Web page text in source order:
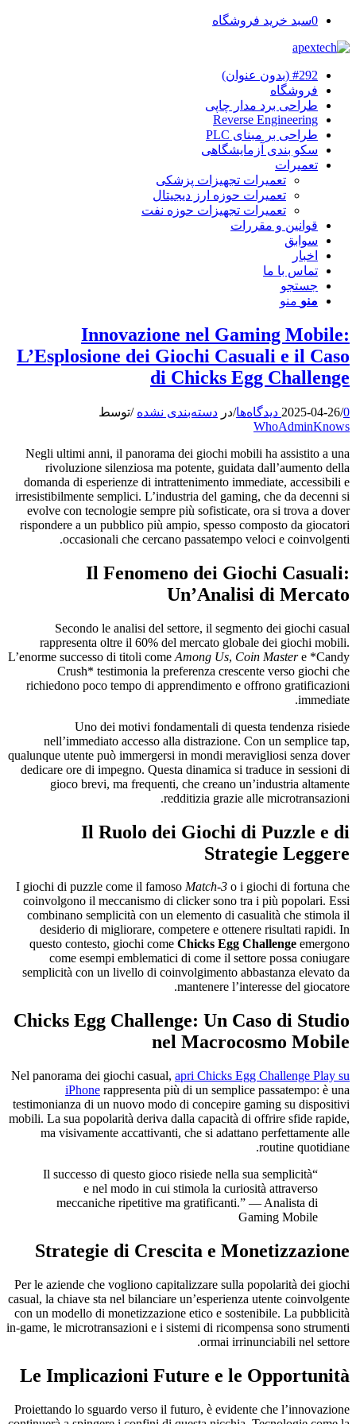
0سبد خرید فروشگاه
#292 (بدون عنوان)
فروشگاه
طراحی برد مدار چاپی
Reverse Engineering
طراحی بر مبنای PLC
سکو بندی آزمایشگاهی
تعمیرات
تعمیرات تجهیزات پزشکی
تعمیرات حوزه ارز دیجیتال
تعمیرات تجهیزات حوزه نفت
قوانین و مقررات
سوابق
اخبار
تماس با ما
جستجو
منو منو
Innovazione nel Gaming Mobile:
L’Esplosione dei Giochi Casuali e il Caso
di Chicks Egg Challenge
2025-04-26/0 دیدگاه‌ها /در دسته‌بندی نشده /توسط
WhoAdminKnows
Negli ultimi anni, il panorama dei giochi mobili ha assistito a una
rivoluzione silenziosa ma potente, guidata dall’aumento della
domanda di esperienze di intrattenimento immediate, accessibili e
irresistibilmente semplici. L’industria del gaming, che da decenni si
evolve con tecnologie sempre più sofisticate, ora si trova a dover
rispondere a un pubblico più ampio, spesso composto da giocatori
occasionali che cercano passatempo veloci e coinvolgenti.
Il Fenomeno dei Giochi Casuali:
Un’Analisi di Mercato
Secondo le analisi del settore, il segmento dei giochi casual
rappresenta oltre il 60% del mercato globale dei giochi mobili.
L’enorme successo di titoli come Among Us, Coin Mastere *Candy
Crush* testimonia la preferenza crescente verso giochi che
richiedono poco tempo di apprendimento e offrono gratificazioni
immediate.
Uno dei motivi fondamentali di questa tendenza risiede
nell’immediato accesso alla distrazione. Con un semplice tap,
qualunque utente può immergersi in mondi meravigliosi senza dover
dedicare ore di impegno. Questa dinamica si traduce in sessioni di
gioco brevi, ma frequenti, che creano un’industria altamente
redditizia grazie alle microtransazioni.
Il Ruolo dei Giochi di Puzzle e di
Strategie Leggere
I giochi di puzzle come il famoso Match-3 o i giochi di fortuna che
coinvolgono il meccanismo di clicker sono tra i più popolari. Essi
combinano semplicità con un elemento di casualità che stimola il
desiderio di migliorare, competere e ottenere risultati rapidi. In
questo contesto, giochi come Chicks Egg Challenge emergono
come esempi emblematici di come il settore possa coniugare
semplicità con un livello di coinvolgimento abbastanza elevato da
mantenere l’interesse del giocatore.
Chicks Egg Challenge: Un Caso di Studio
nel Macrocosmo Mobile
Nel panorama dei giochi casual, apri Chicks Egg Challenge Play su
iPhone rappresenta più di un semplice passatempo: è una
testimonianza di un nuovo modo di concepire gaming su dispositivi
mobili. La sua popolarità deriva dalla capacità di offrire sfide rapide,
ma visivamente accattivanti, che si adattano perfettamente alle
routine quotidiane.
“Il successo di questo gioco risiede nella sua semplicità
e nel modo in cui stimola la curiosità attraverso
meccaniche ripetitive ma gratificanti.” — Analista di
Gaming Mobile
Strategie di Crescita e Monetizzazione
Per le aziende che vogliono capitalizzare sulla popolarità dei giochi
casual, la chiave sta nel bilanciare un’esperienza utente coinvolgente
con un modello di monetizzazione etico e sostenibile. La pubblicità
in-game, le microtransazioni e i sistemi di ricompensa sono strumenti
ormai irrinunciabili nel settore.
Le Implicazioni Future e le Opportunità
Proiettando lo sguardo verso il futuro, è evidente che l’innovazione